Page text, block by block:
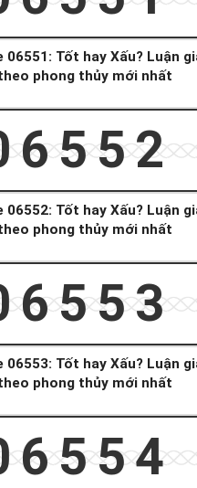
06551: Tốt hay Xấu? Luận
phong thủy mới nhất
06552: Tốt hay Xấu? Luận
phong thủy mới nhất
06553: Tốt hay Xấu? Luận
phong thủy mới nhất